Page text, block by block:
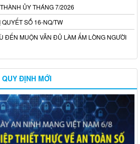
ỦY THÁNG 7/2026
SỐ 16-NQ/TW
ĐẾN MUỘN VẪN ĐỦ LÀM ẤM LÒNG NGƯỜI
ĐỊNH MỚI